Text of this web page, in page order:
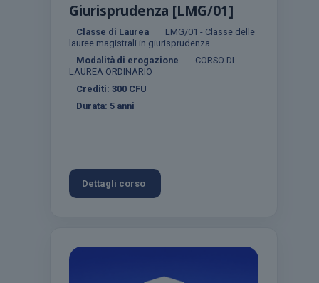
Giurisprudenza [LMG/01]
Classe di Laurea
LMG/01 - Classe delle
lauree magistrali in giurisprudenza
Modalità di erogazione
CORSO DI
LAUREA ORDINARIO
Crediti: 300 CFU
Durata: 5 anni
Dettagli corso